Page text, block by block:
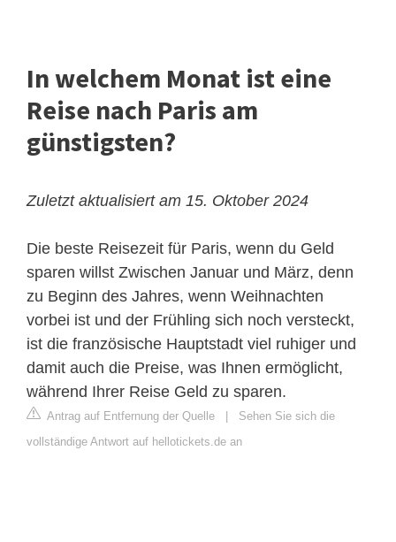
In welchem ​​Monat ist eine
Reise nach Paris am
günstigsten?
Zuletzt aktualisiert am 15. Oktober 2024
Die beste Reisezeit für Paris, wenn du Geld
sparen willst Zwischen Januar und März, denn
zu Beginn des Jahres, wenn Weihnachten
vorbei ist und der Frühling sich noch versteckt,
ist die französische Hauptstadt viel ruhiger und
damit auch die Preise, was Ihnen ermöglicht,
während Ihrer Reise Geld zu sparen.
Antrag auf Entfernung der Quelle
Sehen Sie sich die
vollständige Antwort auf hellotickets.de an